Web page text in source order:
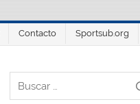
Contacto Sportsub.org